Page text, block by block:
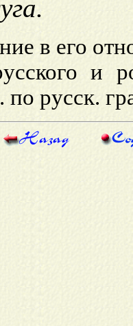
в его
и
русск.